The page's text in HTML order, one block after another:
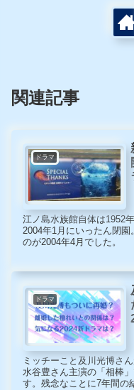
関連記事
ドラマ
江ノ島水族館自体は1952
2004年1月にいったん閉
のが2004年4月でした。
ドラマ
ミッチーこと及川光博さ
水谷豊さん主演の「相棒
す。残念なことに7年間の